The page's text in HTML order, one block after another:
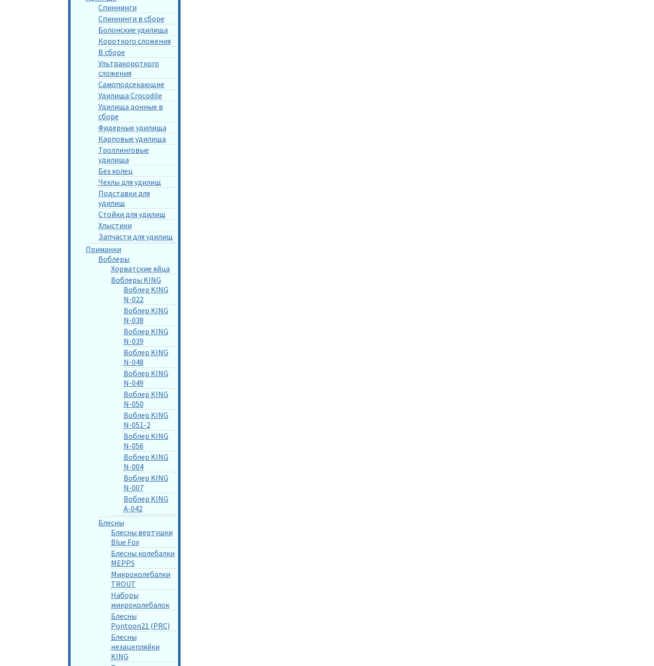
Спиннинги
Спиннинги в сборе
Болонские удилища
Короткого сложения
В сборе
Ультракороткого
сложения
Самоподсекающие
Удилища Crocodile
Удилища донные в
сборе
Фидерные удилища
Карповые удилища
Троллинговые
удилища
Без колец
Чехлы для удилищ
Подставки для
удилищ
Стойки для удилищ
Хлыстики
Запчасти для удилищ
Приманки
Воблеры
Хорватские яйца
Воблеры KING
Воблер KING
N-022
Воблер KING
N-038
Воблер KING
N-039
Воблер KING
N-048
Воблер KING
N-049
Воблер KING
N-050
Воблер KING
N-051-2
Воблер KING
N-056
Воблер KING
N-004
Воблер KING
N-007
Воблер KING
A-042
Блесны
Блесны вертушки
Blue Fox
Блесны колебалки
MEPPS
Микроколебалки
TROUT
Наборы
микроколебалок
Блесны
Pontoon21 (PRC)
Блесны
незацепляйки
KING